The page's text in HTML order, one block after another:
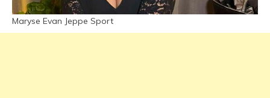
Maryse Evan Jeppe Sport